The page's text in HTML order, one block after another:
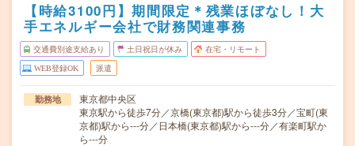
【時給3100円】期間限定＊残業ほぼなし！大
手エネルギー会社で財務関連事務
交通費別途支給あり 土日祝日が休み 在宅・リモート
WEB登録OK 派遣
勤務地
東京都中央区
東京駅から徒歩7分／京橋(東京都)駅から徒歩3分／宝町(東
京都)駅から---分／日本橋(東京都)駅から---分／有楽町駅か
ら---分